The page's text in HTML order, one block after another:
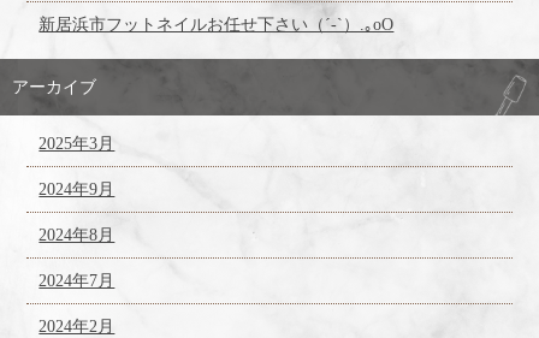
新居浜市フットネイルお任せ下さい（´-`）.｡oO
アーカイブ
2025年3月
2024年9月
2024年8月
2024年7月
2024年2月